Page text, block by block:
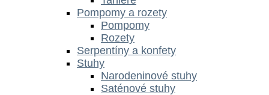
Pompomy a rozety
Pompomy
Rozety
Serpentíny a konfety
Stuhy
Narodeninové stuhy
Saténové stuhy